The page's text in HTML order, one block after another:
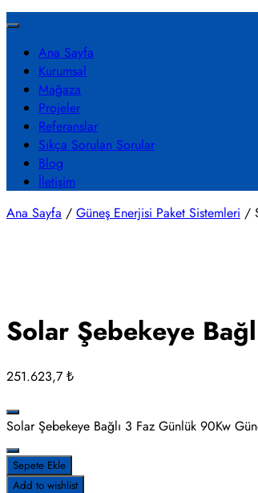
Ana Sayfa
Kurumsal
Mağaza
Projeler
Referanslar
Sıkça Sorulan Sorular
Blog
İletişim
Ana Sayfa / Güneş Enerjisi Paket Sistemleri /
Solar Şebekeye
251.623,7 ₺
Solar Şebekeye Bağlı 3 Faz Günlük 90Kw
Sepete Ekle
Add to wishlist